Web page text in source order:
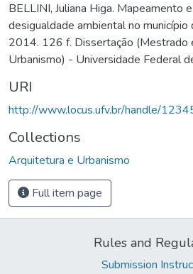
BELLINI, Juliana Higa. Mapeamento
desigualdade ambiental no município
2014. 126 f. Dissertação (Mestrado
Urbanismo) - Universidade Federal
URI
http://www.locus.ufv.br/handle/
Collections
Arquitetura e Urbanismo
Full item page
Rules and
Submission